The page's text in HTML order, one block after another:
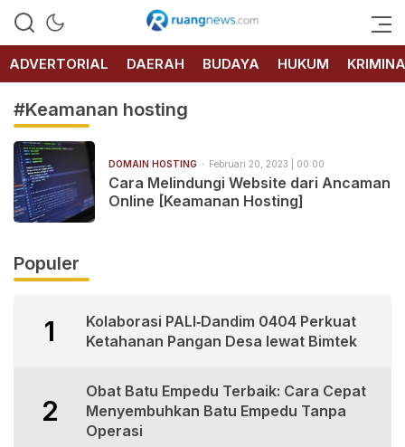
RUANG
NEWS
ADVERTORIAL
DAERAH BUDAYA HUKUM
#Keamanan hosting
DOMAIN HOSTING Februari 20, 2023 | 00:00
Cara Melindungi Website dari Ancaman
Online [Keamanan Hosting]
Populer
1
Kolaborasi PALI‑Dandim 0404 Perkuat
Ketahanan Pangan Desa lewat Bimtek
2
Obat Batu Empedu Terbaik: Cara Cepat
Menyembuhkan Batu Empedu Tanpa
Operasi